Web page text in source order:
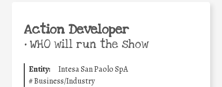
Action Developer
•WHO will run the show
Entity:
Intesa San Paolo SpA
#Business/Industry